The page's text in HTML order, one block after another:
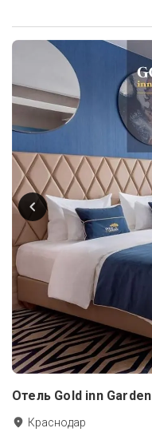
Отель Gold inn Garden
Краснодар